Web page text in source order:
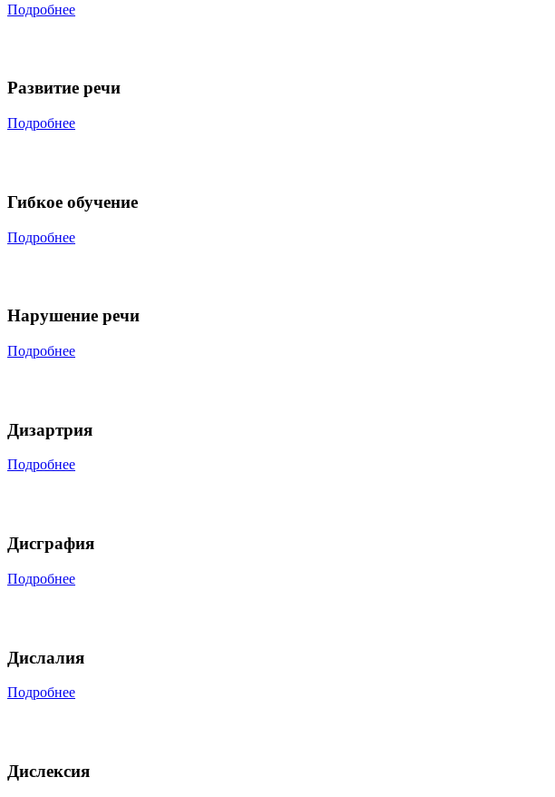
Подробнее
Развитие речи
Подробнее
Гибкое обучение
Подробнее
Нарушение речи
Подробнее
Дизартрия
Подробнее
Дисграфия
Подробнее
Дислалия
Подробнее
Дислексия